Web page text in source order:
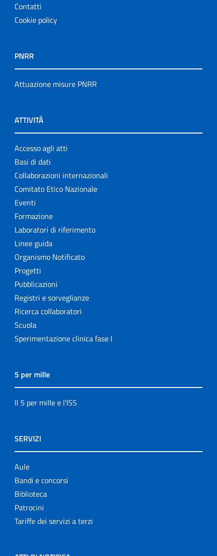
Contatti
Cookie policy
PNRR
Attuazione misure PNRR
ATTIVITÀ
Accesso agli atti
Basi di dati
Collaborazioni internazionali
Comitato Etico Nazionale
Eventi
Formazione
Laboratori di riferimento
Linee guida
Organismo Notificato
Progetti
Pubblicazioni
Registri e sorveglianze
Ricerca collaboratori
Scuola
Sperimentazione clinica fase I
5 per mille
Il 5 per mille e l'ISS
SERVIZI
Aule
Bandi e concorsi
Biblioteca
Patrocini
Tariffe dei servizi a terzi